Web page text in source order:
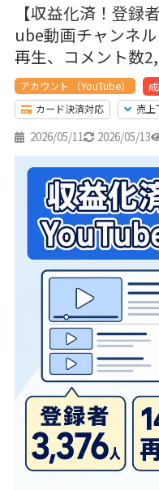
【収益化済！登録
ube動画チャンネ
再生、コメント数
アカウント （YouTube）
カード決済対応
売上
2026/05/11 2026/05/13